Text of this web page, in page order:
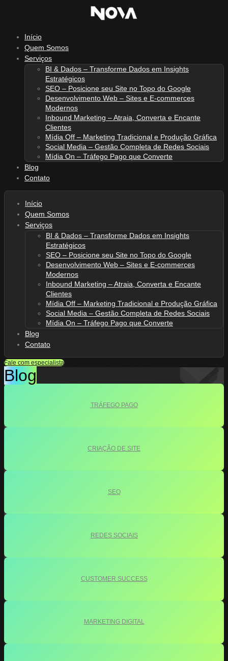
conteúdoInício
Quem Somos
Serviços
BI & Dados – Transforme Dados em Insights
Estratégicos
SEO – Posicione seu Site no Topo do Google
Desenvolvimento Web – Sites e E-commerces
Modernos
Inbound Marketing – Atraia, Converta e Encante
Clientes
Mídia Off – Marketing Tradicional e Produção Gráfica
Social Media – Gestão Completa de Redes Sociais
Mídia On – Tráfego Pago que Converte
Blog
Contato
Início
Quem Somos
Serviços
BI & Dados – Transforme Dados em Insights
Estratégicos
SEO – Posicione seu Site no Topo do Google
Desenvolvimento Web – Sites e E-commerces
Modernos
Inbound Marketing – Atraia, Converta e Encante
Clientes
Mídia Off – Marketing Tradicional e Produção Gráfica
Social Media – Gestão Completa de Redes Sociais
Mídia On – Tráfego Pago que Converte
Blog
Contato
Fale com especialista
Blog
TRÁFEGO PAGO
CRIAÇÃO DE SITE
SEO
REDES SOCIAIS
CUSTOMER SUCCESS
MARKETING DIGITAL